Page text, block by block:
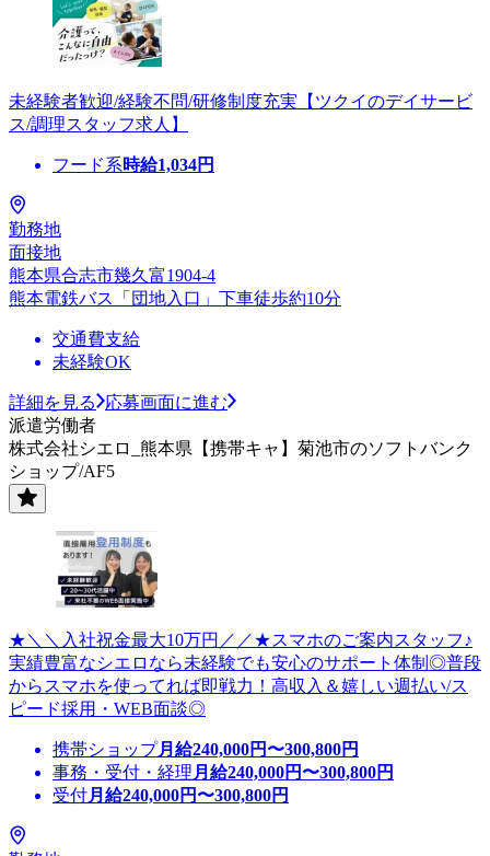
未経験者歓迎/経験不問/研修制度充実【ツクイのデイサービ
ス/調理スタッフ求人】
フード系時給1,034円
勤務地
面接地
熊本県合志市幾久富1904-4
熊本電鉄バス「団地入口」下車徒歩約10分
交通費支給
未経験OK
詳細を見る
応募画面に進む
派遣労働者
株式会社シエロ_熊本県【携帯キャ】菊池市のソフトバンク
ショップ/AF5
★＼＼入社祝金最大10万円／／★スマホのご案内スタッフ♪
実績豊富なシエロなら未経験でも安心のサポート体制◎普段
からスマホを使ってれば即戦力！高収入＆嬉しい週払い/ス
ピード採用・WEB面談◎
携帯ショップ月給240,000円〜300,800円
事務・受付・経理 月給240,000円〜300,800円
受付月給240,000円〜300,800円